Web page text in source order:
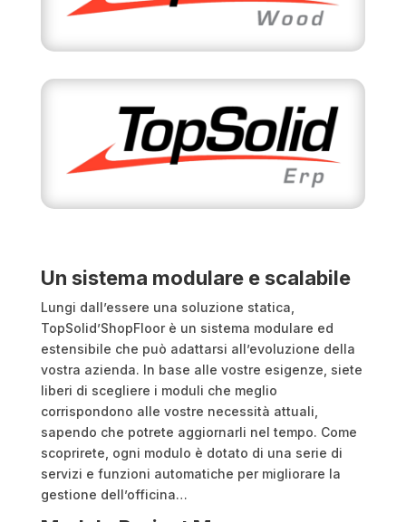
Un sistema modulare e scalabile
Lungi dall’essere una soluzione statica,
TopSolid’ShopFloor è un sistema modulare ed
estensibile che può adattarsi all’evoluzione della
vostra azienda. In base alle vostre esigenze, siete
liberi di scegliere i moduli che meglio
corrispondono alle vostre necessità attuali,
sapendo che potrete aggiornarli nel tempo. Come
scoprirete, ogni modulo è dotato di una serie di
servizi e funzioni automatiche per migliorare la
gestione dell’officina…